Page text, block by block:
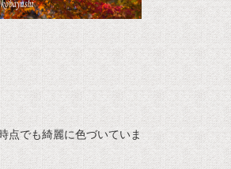
点でも綺麗に色づいていま